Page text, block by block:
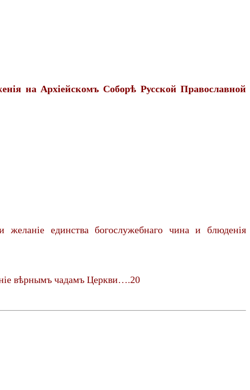
на Архiейскомъ Соборѣ Русской Православной
желанiе единства богослужебнаго чина и блюденiя
вѣрнымъ чадамъ Церкви….20